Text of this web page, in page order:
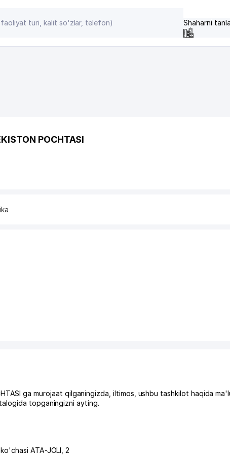
Shaharni
POCHTASI
ga murojaat qilganingizda, iltimos, ushbu tashkilot haqida
topganingizni ayting.
,ko'chasi ATA-JOLI , 2